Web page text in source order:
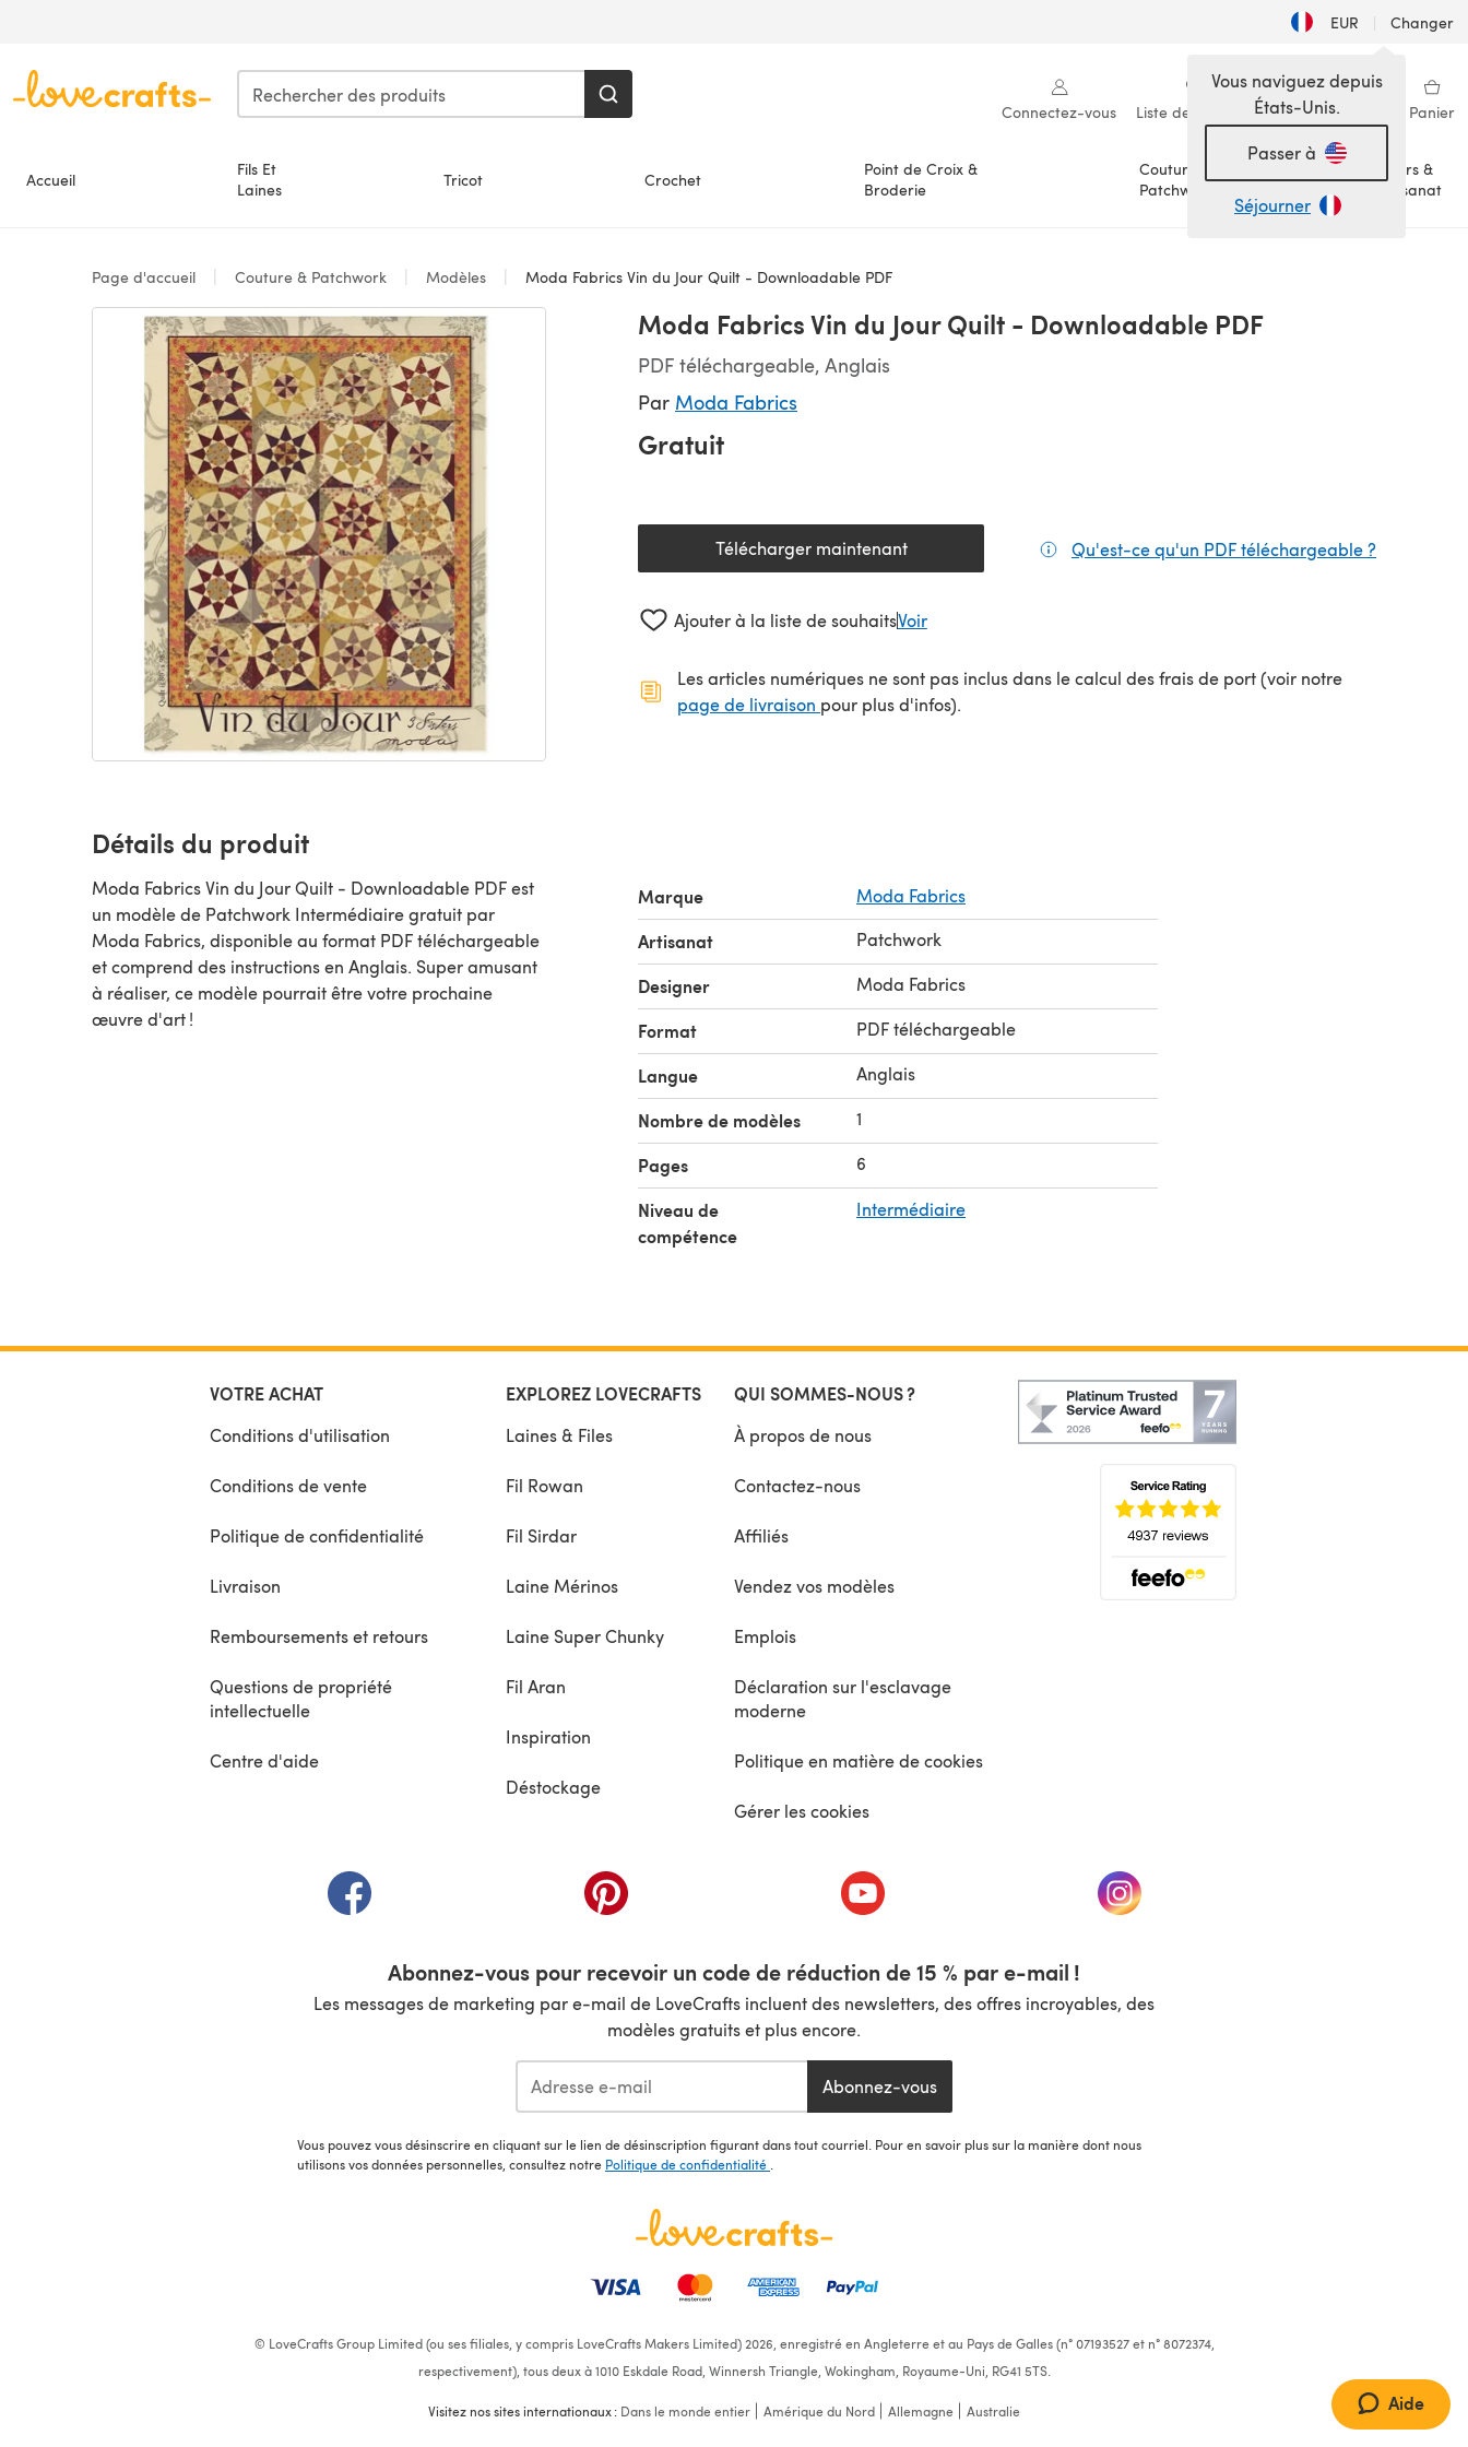
EUR | Changer
Connectez-vous Liste de souhaits Ma bibliothèque Panier
Accueil
Fils Et
Laines
Tricot Crochet
Point de Croix &
Broderie
Couture &
Patchwork
Loisirs &
Artisanat
Vous naviguez depuis
États-Unis.
Passer à
Séjourner
Page d'accueil Couture & Patchwork Modèles Moda Fabrics Vin du Jour Quilt - Downloadable PDF
Moda Fabrics Vin du Jour Quilt - Downloadable PDF
PDF téléchargeable, Anglais
Par Moda Fabrics
Gratuit
Télécharger maintenant(s'ouvre dans un nouvel onglet) Qu'est-ce qu'un PDF téléchargeable ?
Ajouter à la liste de souhaitsVoir
Les articles numériques ne sont pas inclus dans le calcul des frais de port (voir notre
page de livraison (s'ouvre dans un nouvel onglet)
pour plus d'infos).
Détails du produit
Moda Fabrics Vin du Jour Quilt - Downloadable PDF est
un modèle de Patchwork Intermédiaire gratuit par
Moda Fabrics, disponible au format PDF téléchargeable
et comprend des instructions en Anglais. Super amusant
à réaliser, ce modèle pourrait être votre prochaine
œuvre d'art !
Marque Moda Fabrics
Artisanat Patchwork
Designer Moda Fabrics
Format PDF téléchargeable
Langue Anglais
Nombre de modèles 1
Pages 6
Niveau de
compétence
Intermédiaire
VOTRE ACHAT
Conditions d'utilisation
Conditions de vente
Politique de confidentialité
Livraison
Remboursements et retours
Questions de propriété
intellectuelle
Centre d'aide
EXPLOREZ LOVECRAFTS
Laines & Files
Fil Rowan
Fil Sirdar
Laine Mérinos
Laine Super Chunky
Fil Aran
Inspiration
Déstockage
QUI SOMMES-NOUS ?
À propos de nous
Contactez-nous
Affiliés
Vendez vos modèles
Emplois
Déclaration sur l'esclavage
moderne
Politique en matière de cookies
Gérer les cookies
(s'ouvre dans un nouvel onglet) (s'ouvre dans un nouvel onglet) (s'ouvre dans un nouvel onglet) (s'ouvre dans un nouvel onglet)
Abonnez-vous pour recevoir un code de réduction de 15 % par e-mail !
Les messages de marketing par e-mail de LoveCrafts incluent des newsletters, des offres incroyables, des
modèles gratuits et plus encore.
Abonnez-vous
Vous pouvez vous désinscrire en cliquant sur le lien de désinscription figurant dans tout courriel. Pour en savoir plus sur la manière dont nous
utilisons vos données personnelles, consultez notre Politique de confidentialité .
© LoveCrafts Group Limited (ou ses filiales, y compris LoveCrafts Makers Limited) 2026, enregistré en Angleterre et au Pays de Galles (n° 07193527 et n° 8072374,
respectivement), tous deux à 1010 Eskdale Road, Winnersh Triangle, Wokingham, Royaume-Uni, RG41 5TS.
Visitez nos sites internationaux : Dans le monde entier Amérique du Nord Allemagne Australie Aide